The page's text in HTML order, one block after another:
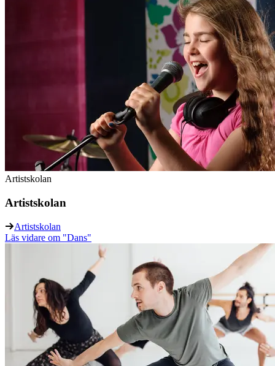
Artistskolan
Artistskolan
Artistskolan
Läs vidare om "Dans"